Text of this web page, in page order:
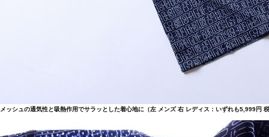
メッシュの通気性と吸熱作用でサラッとした着心地に（左 メンズ 右 レディス：いずれも5,999円